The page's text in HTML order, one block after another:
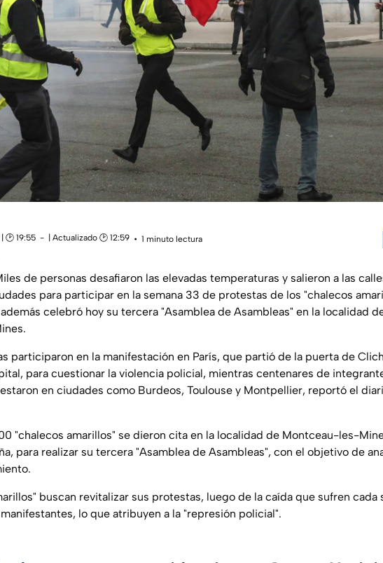
🕑 19:55 | Actualizado 🕑 12:59
1 minuto lectura
de personas desafiaron las elevadas temperaturas y salieron a las
para participar en la semana 33 de protestas de los "chalecos
celebró hoy su tercera "Asamblea de Asambleas" en la localidad
participaron en la manifestación en París, que partió de la puerta de
para cuestionar la violencia policial, mientras centenares de
en ciudades como Burdeos, Toulouse y Montpellier, reportó el
"chalecos amarillos" se dieron cita en la localidad de Montceau-les-
para realizar su tercera "Asamblea de Asambleas", con el objetivo de
buscan revitalizar sus protestas, luego de la caída que sufren cada
lo que atribuyen a la "represión policial".